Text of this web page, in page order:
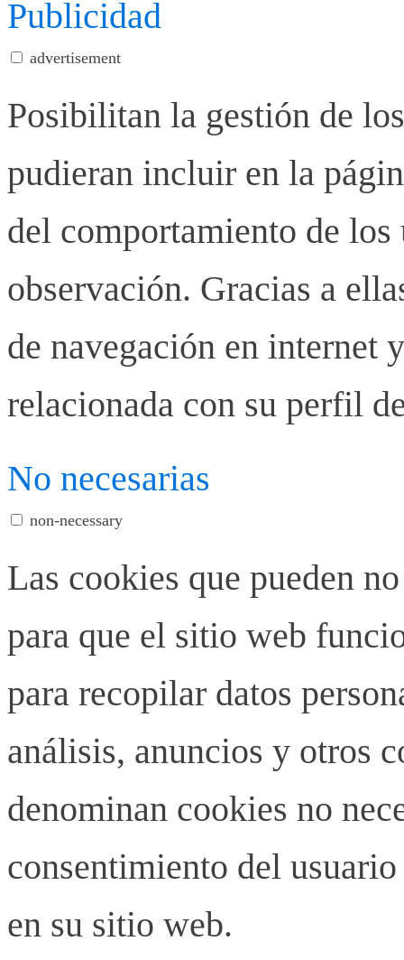
Publicidad
advertisement
Posibilitan la gestión de
pudieran incluir en la
del comportamiento de los
observación. Gracias a
de navegación en internet
relacionada con su perfil
No necesarias
non-necessary
Las cookies que pueden
para que el sitio web
para recopilar datos
análisis, anuncios y otros
denominan cookies no
consentimiento del
en su sitio web.